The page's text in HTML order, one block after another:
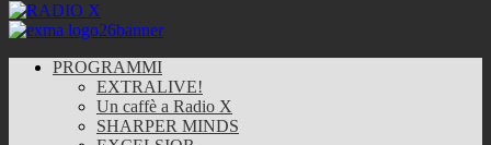
PROGRAMMI
EXTRALIVE!
Un caffè a Radio X
SHARPER MINDS